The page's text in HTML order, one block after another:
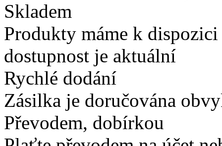
Skladem
Produkty máme k
dostupnost je aktuální
Rychlé dodání
Zásilka je doručována
Převodem, dobírkou